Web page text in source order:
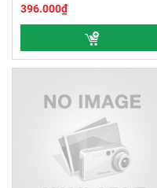
396.000₫